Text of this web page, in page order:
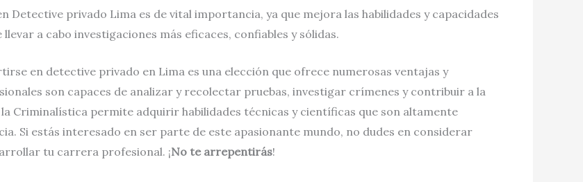
Detective privado Lima es de vital importancia, ya que mejora las habilidades y capacidades
a cabo investigaciones más eficaces, confiables y sólidas.
en detective privado en Lima es una elección que ofrece numerosas ventajas y
son capaces de analizar y recolectar pruebas, investigar crímenes y contribuir a la
Criminalística permite adquirir habilidades técnicas y científicas que son altamente
Si estás interesado en ser parte de este apasionante mundo, no dudes en considerar
tu carrera profesional. ¡No te arrepentirás!